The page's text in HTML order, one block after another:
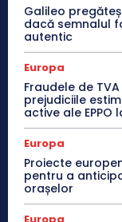
Galileo
dacă semnalul
autentic
Europa
Fraudele de
prejudiciile
active ale EPPO
Europa
Proiecte
pentru a
orașelor